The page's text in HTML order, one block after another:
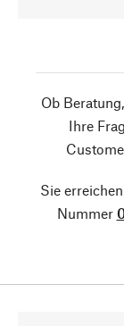
Ob
Ihre
Sie
Nummer